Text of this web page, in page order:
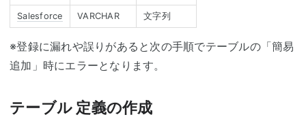
Salesforce VARCHAR 文字列
※登録に漏れや誤りがあると次の手順でテーブルの「簡易
追加」時にエラーとなります。
テーブル 定義の作成